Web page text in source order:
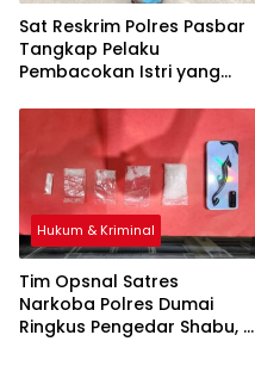
Sat Reskrim Polres Pasbar
Tangkap Pelaku
Pembacokan Istri yang
Hukum & Kriminal
Tim Opsnal Satres
Narkoba Polres Dumai
Ringkus Pengedar Shabu, 5